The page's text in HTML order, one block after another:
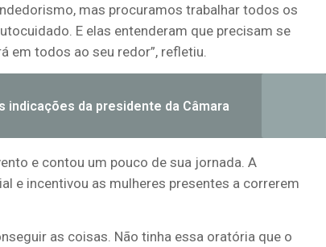
mas procuramos trabalhar todos os
E elas entenderam que precisam se
em todos ao seu redor”, refletiu.
indicações da presidente da Câmara
e contou um pouco de sua jornada. A
e incentivou as mulheres presentes a correrem
as coisas. Não tinha essa oratória que o